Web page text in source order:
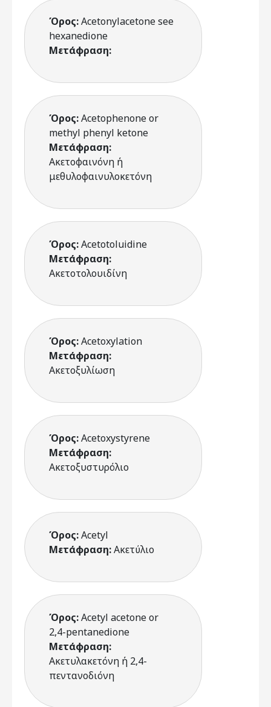
Όρος:Acetonylacetone see
hexanedione
Μετάφραση:
Όρος:Acetophenone or
methyl phenyl ketone
Μετάφραση:
Ακετοφαινόνη ή
μεθυλοφαινυλοκετόνη
Όρος:Acetotoluidine
Μετάφραση:
Ακετοτολουιδίνη
Όρος:Acetoxylation
Μετάφραση:
Ακετοξυλίωση
Όρος:Acetoxystyrene
Μετάφραση:
Ακετοξυστυρόλιο
Όρος:Acetyl
Μετάφραση:Ακετύλιο
Όρος:Acetyl acetone or
2,4-pentanedione
Μετάφραση:
Ακετυλακετόνη ή 2,4-
πεντανοδιόνη